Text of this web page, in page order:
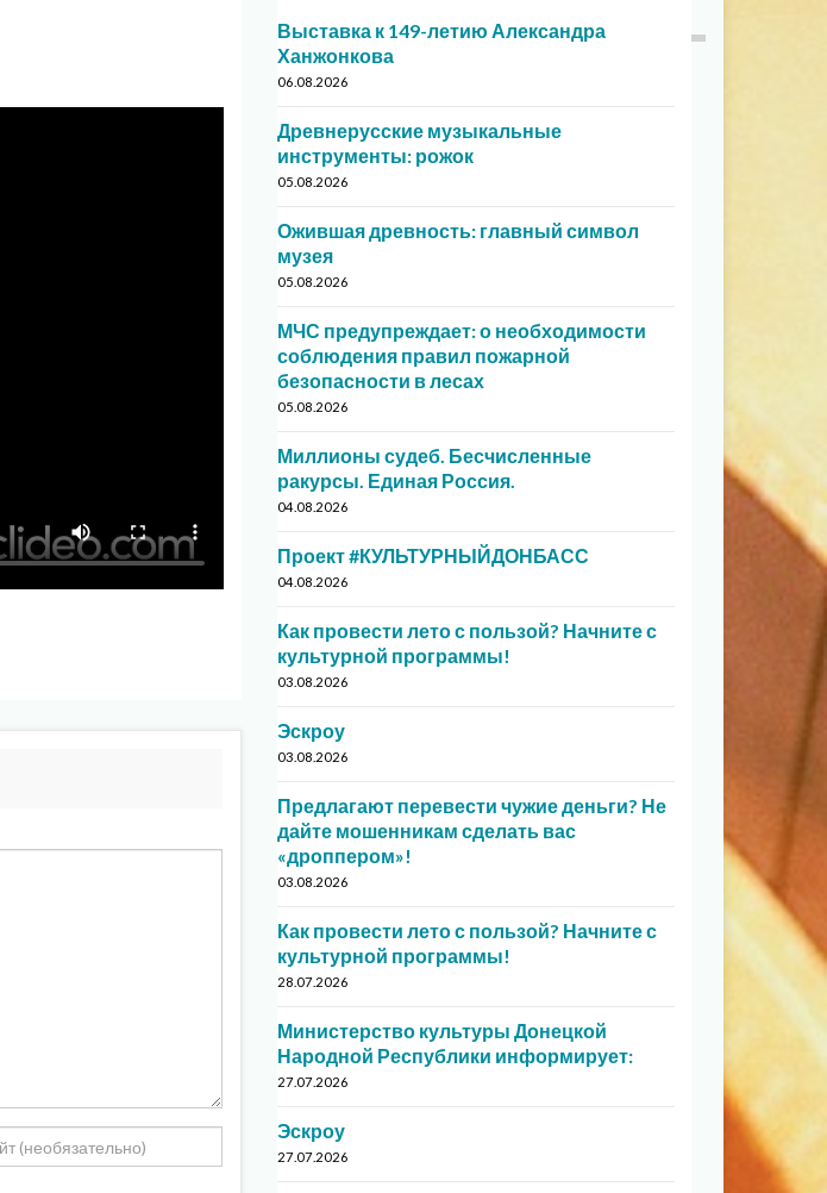
Выставка к 149-летию Александра
Ханжонкова
06.08.2026
Древнерусские музыкальные
инструменты: рожок
05.08.2026
Ожившая древность: главный символ
музея
05.08.2026
МЧС предупреждает: о необходимости
соблюдения правил пожарной
безопасности в лесах
05.08.2026
Миллионы судеб. Бесчисленные
ракурсы. Единая Россия.
04.08.2026
Проект #КУЛЬТУРНЫЙДОНБАСС
04.08.2026
Как провести лето с пользой? Начните с
культурной программы!
03.08.2026
Эскроу
03.08.2026
Предлагают перевести чужие деньги? Не
дайте мошенникам сделать вас
«дроппером»!
03.08.2026
Как провести лето с пользой? Начните с
культурной программы!
28.07.2026
Министерство культуры Донецкой
Народной Республики информирует:
27.07.2026
Эскроу
27.07.2026